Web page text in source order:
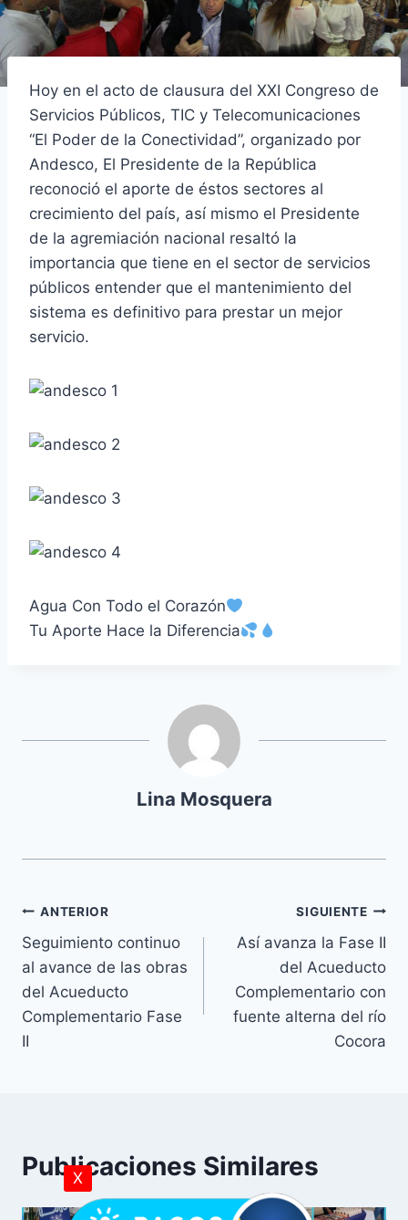
Hoy en el acto de clausura del XXI Congreso de
Servicios Públicos, TIC y Telecomunicaciones
“El Poder de la Conectividad”, organizado por
Andesco, El Presidente de la República
reconoció el aporte de éstos sectores al
crecimiento del país, así mismo el Presidente
de la agremiación nacional resaltó la
importancia que tiene en el sector de servicios
públicos entender que el mantenimiento del
sistema es definitivo para prestar un mejor
servicio.
Agua Con Todo el Corazón
Tu Aporte Hace la Diferencia
Lina Mosquera
ANTERIOR
Seguimiento continuo
al avance de las obras
del Acueducto
Complementario Fase
II
SIGUIENTE
Así avanza la Fase II
del Acueducto
Complementario con
fuente alterna del río
Cocora
Publicaciones Similares
X